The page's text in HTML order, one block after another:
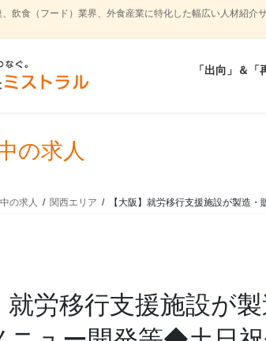
、飲食（フード）業界、外食産業に特化した幅広い人材紹介
「出向」＆「
の求人
の求人 関西エリア 【大阪】就労移行支援施設が製造
就労移行支援施設が